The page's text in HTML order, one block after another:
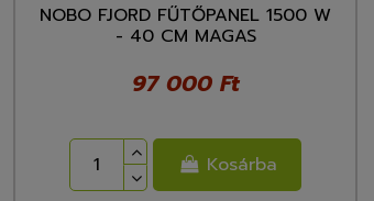
NOBO FJORD FŰTŐPANEL 1500 W
- 40 CM MAGAS
97 000 Ft
Kosárba